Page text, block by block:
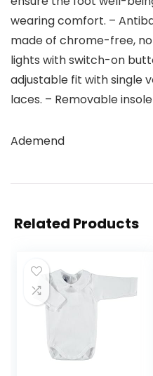
wearing comfort. –
made of chrome-free,
lights with switch-on
adjustable fit with single
laces. – Removable insole
Ademend
Related Products